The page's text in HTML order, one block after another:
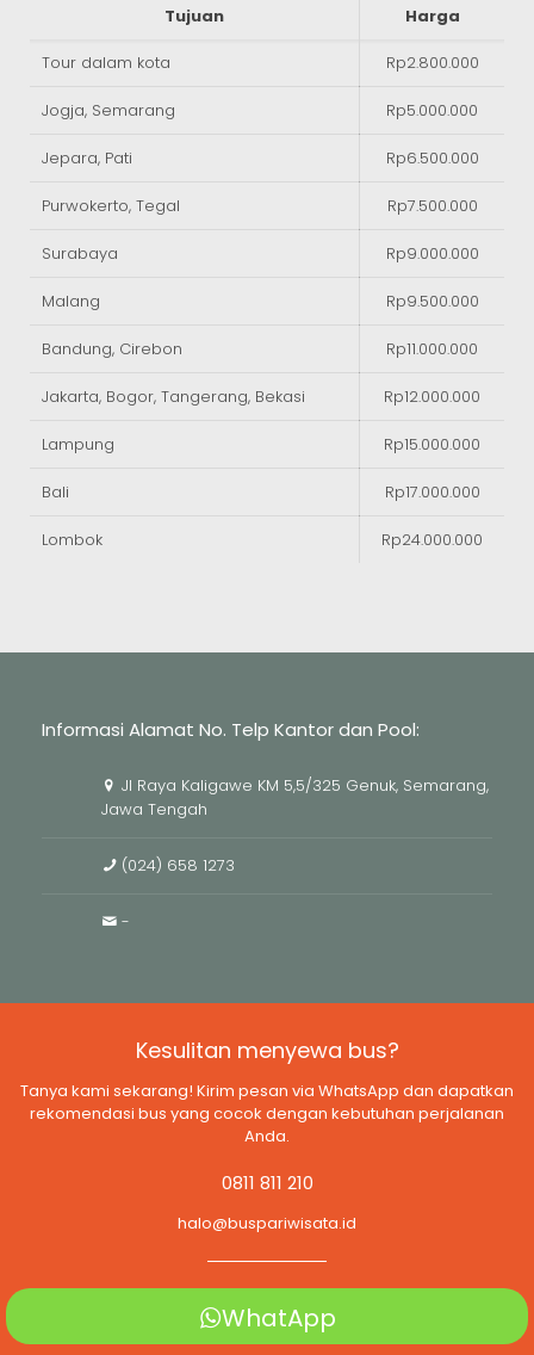
Tujuan Harga
Tour dalam kota Rp2.800.000
Jogja, Semarang Rp5.000.000
Jepara, Pati Rp6.500.000
Purwokerto, Tegal Rp7.500.000
Surabaya Rp9.000.000
Malang Rp9.500.000
Bandung, Cirebon Rp11.000.000
Jakarta, Bogor, Tangerang, Bekasi Rp12.000.000
Lampung Rp15.000.000
Bali Rp17.000.000
Lombok Rp24.000.000
Informasi Alamat No. Telp Kantor dan Pool:
Jl Raya Kaligawe KM 5,5/325 Genuk, Semarang,
Jawa Tengah
(024) 658 1273
-
Kesulitan menyewa bus?
Tanya kami sekarang! Kirim pesan via WhatsApp dan dapatkan
rekomendasi bus yang cocok dengan kebutuhan perjalanan
Anda.
0811 811 210
halo@buspariwisata.id
WhatApp